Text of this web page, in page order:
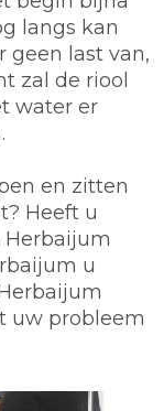
langs kan
geen last van,
zal de riool
water er
en zitten
Heeft u
u
uw probleem